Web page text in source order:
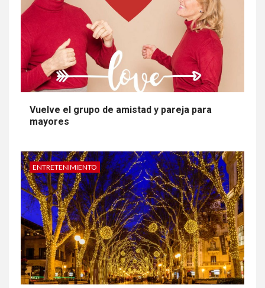
Vuelve el grupo de amistad y pareja para
mayores
ENTRETENIMIENTO